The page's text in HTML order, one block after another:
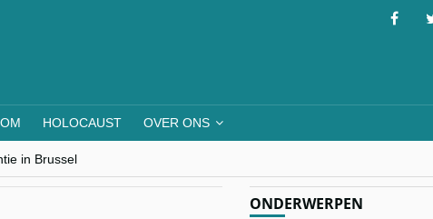
HOLOCAUST OVER ONS
in Brussel
Jinnih Beels (Vooruit)
ONDERWERPEN